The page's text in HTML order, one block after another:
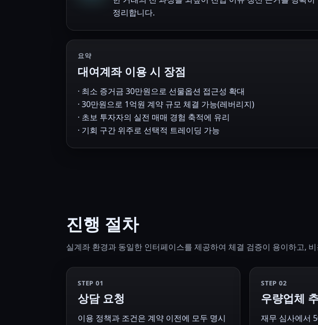
정리합니다.
요약
대여계좌 이용 시 장점
· 최소 증거금 30만원으로 선물옵션 접근성 확대
· 30만원으로 1억원 계약 규모 체결 가능(레버리지)
· 초보 투자자의 실전 매매 경험 축적에 유리
· 기회 구간 위주로 선택적 트레이딩 가능
진행 절차
실계좌 환경과 동일한 인터페이스를 제공하여 체결 검증이 용이하고,
STEP 01
상담 요청
이용 정책과 조건은 계약 이전에 모두 명시
STEP 02
우량업체
재무 심사에서